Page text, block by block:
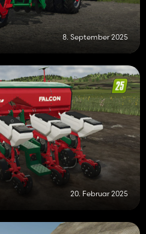
8. September 2025
20. Februar 2025